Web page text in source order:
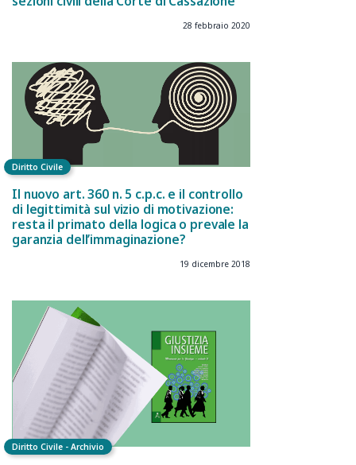
28 febbraio 2020
Diritto Civile
Il nuovo art. 360 n. 5 c.p.c. e il controllo
di legittimità sul vizio di motivazione:
resta il primato della logica o prevale la
garanzia dell’immaginazione?
19 dicembre 2018
Diritto Civile - Archivio